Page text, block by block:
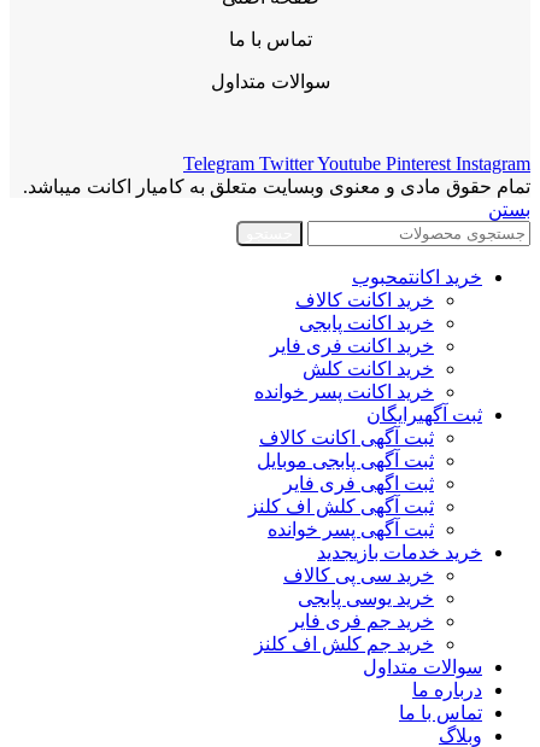
تماس با ما
سوالات متداول
Telegram TwitterYoutube Pinterest Instagram
تمام حقوق مادی و معنوی وبسایت متعلق به کامیار اکانت میباشد.
بستن
خرید اکانتمحبوب
خرید اکانت کالاف
خرید اکانت پابجی
خرید اکانت فری فایر
خرید اکانت کلش
خرید اکانت پسر خوانده
ثبت آگهیرایگان
ثبت آگهی اکانت کالاف
ثبت آگهی پابجی موبایل
ثبت اگهی فری فایر
ثبت آگهی کلش اف کلنز
ثبت آگهی پسر خوانده
خرید خدمات بازیجدید
خرید سی پی کالاف
خرید یوسی پابجی
خرید جم فری فایر
خرید جم کلش اف کلنز
سوالات متداول
درباره ما
تماس با ما
وبلاگ